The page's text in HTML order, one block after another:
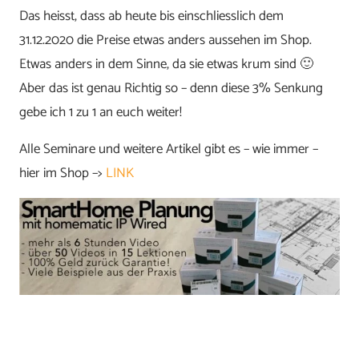
Das heisst, dass ab heute bis einschliesslich dem
31.12.2020 die Preise etwas anders aussehen im Shop.
Etwas anders in dem Sinne, da sie etwas krum sind 🙂
Aber das ist genau Richtig so – denn diese 3% Senkung
gebe ich 1 zu 1 an euch weiter!
Alle Seminare und weitere Artikel gibt es – wie immer –
hier im Shop –> LINK